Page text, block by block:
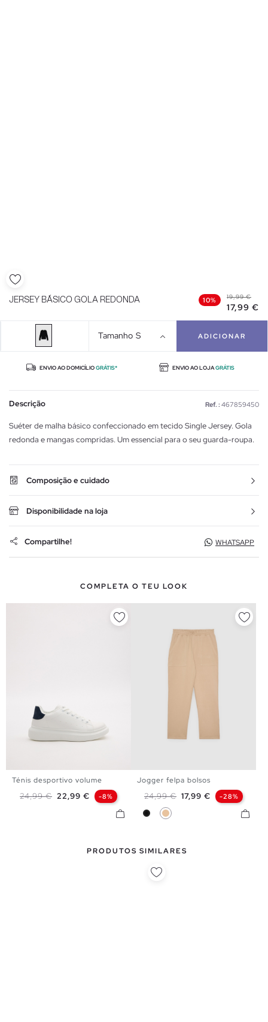
JERSEY BÁSICO GOLA REDONDA 10% 19,99 €
17,99 €
Tamanho S ADICIONAR
ENVIO AO DOMICÍLIOGRÁTIS* ENVIO AO LOJAGRÁTIS
Descrição Ref. : 467859450
Suéter de malha básico confeccionado em tecido Single Jersey. Gola
redonda e mangas compridas. Um essencial para o seu guarda-roupa.
Composição e cuidado
Disponibilidade na loja
Compartilhe! WHATSAPP
COMPLETA O TEU LOOK
Ténis desportivo volume
Preço normal
24,99 € Preço
22,99 € -8%
XS S
Jogger felpa bolsos
Preço normal
24,99 € Preço
17,99 € -28%
PretoBege
PRODUTOS SIMILARES